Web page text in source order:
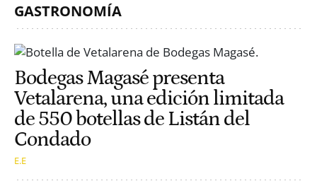
GASTRONOMÍA
Bodegas Magasé presenta
Vetalarena, una edición limitada
de 550 botellas de Listán del
Condado
E.E